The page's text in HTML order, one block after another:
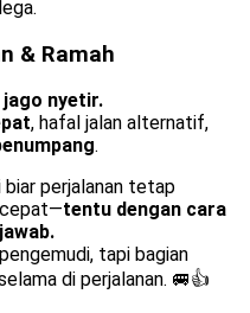
& Ramah
nyetir.
, hafal jalan alternatif,
.
biar perjalanan tetap
cepat—tentu dengan cara
tapi bagian
di perjalanan. 🚐👍